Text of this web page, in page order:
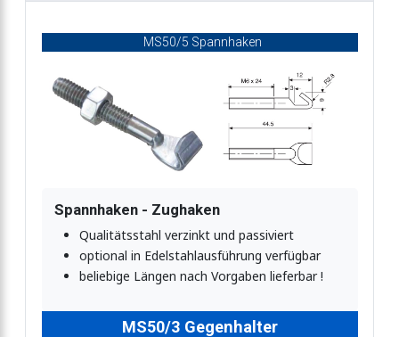
Drahtbügel
Sicherung
MS50/5 Spannhaken
Spannhaken - Zughaken
Qualitätsstahl verzinkt und passiviert
optional in Edelstahlausführung verfügbar
beliebige Längen nach Vorgaben lieferbar !
MS50/3 Gegenhalter